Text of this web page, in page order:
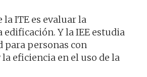
ITE es evaluar la
edificación. Y la IEE estudia
para personas con
eficiencia en el uso de la